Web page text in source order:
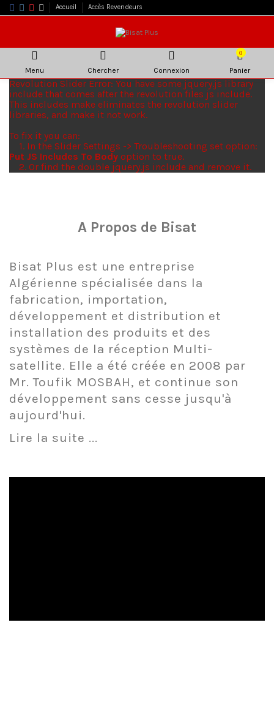
Accueil Accès Revendeurs
Menu Chercher Connexion
0
Panier
Revolution Slider Error: You have some jquery.js library
include that comes after the revolution files js include.
This includes make eliminates the revolution slider
libraries, and make it not work.
To fix it you can:
1. In the Slider Settings -> Troubleshooting set option:
Put JS Includes To Body option to true.
2. Or find the double jquery.js include and remove it.
A Propos de Bisat
Bisat Plus est une entreprise
Algérienne spécialisée dans la
fabrication, importation,
développement et distribution et
installation des produits et des
systèmes de la réception Multi-
satellite. Elle a été créée en 2008 par
Mr. Toufik MOSBAH, et continue son
développement sans cesse jusqu'à
aujourd'hui.
Lire la suite ...